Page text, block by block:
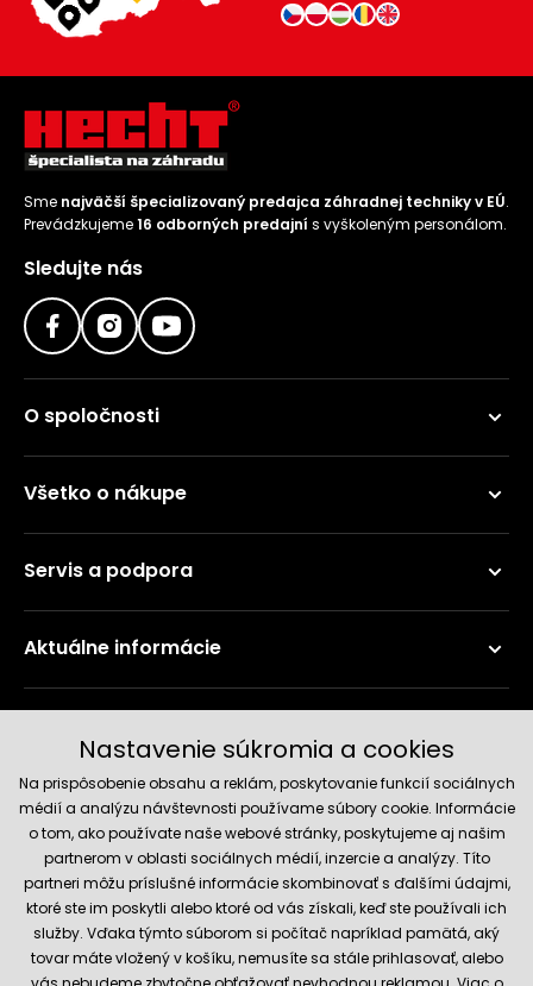
Sme najväčší špecializovaný predajca záhradnej techniky v EÚ.
Prevádzkujeme16 odborných predajní s vyškoleným personálom.
Sledujte nás
O spoločnosti
Všetko o nákupe
Servis a podpora
Aktuálne informácie
Spoľahlivý obchod
Nastavenie súkromia a cookies
Na prispôsobenie obsahu a reklám, poskytovanie funkcií sociálnych
médií a analýzu návštevnosti používame súbory cookie. Informácie
o tom, ako používate naše webové stránky, poskytujeme aj našim
partnerom v oblasti sociálnych médií, inzercie a analýzy. Títo
partneri môžu príslušné informácie skombinovať s ďalšími údajmi,
ktoré ste im poskytli alebo ktoré od vás získali, keď ste používali ich
služby. Vďaka týmto súborom si počítač napríklad pamätá, aký
tovar máte vložený v košíku, nemusíte sa stále prihlasovať, alebo